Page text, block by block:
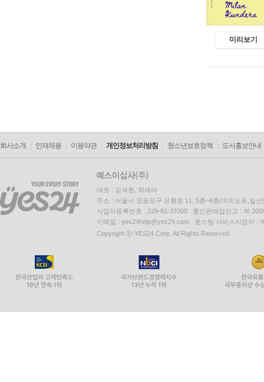
미리보기
회사소개 인재채용 이용약관 개인정보처리방침 청소년보호정책 도서홍보안내
대표 : 김석환, 최세라
주소 : 서울시 영등포구 은행로 11, 5층~6층(여의도동,일신
사업자등록번호 : 229-81-37000 통신판매업신고 : 제
이메일 : yes24help@yes24.com 호스팅 서비스사업자 :
Copyright ⓒ YES24 Corp. All Rights Reserved.